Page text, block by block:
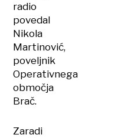
radio
povedal
Nikola
Martinović,
poveljnik
Operativnega
območja
Brač.
Zaradi